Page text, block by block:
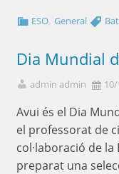
ESO,General
Dia Mundial
admin admin
Avui és el Dia
el professorat de
col·laboració de
preparat una